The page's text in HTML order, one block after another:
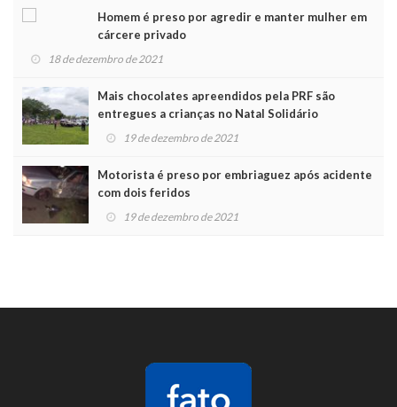
Homem é preso por agredir e manter mulher em
cárcere privado
18 de dezembro de 2021
Mais chocolates apreendidos pela PRF são
entregues a crianças no Natal Solidário
19 de dezembro de 2021
Motorista é preso por embriaguez após acidente
com dois feridos
19 de dezembro de 2021